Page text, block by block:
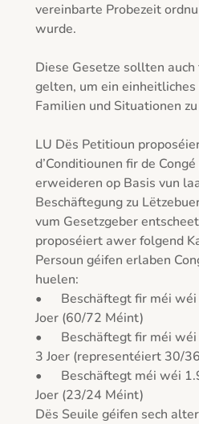
vereinbarte Probezeit
wurde.
Diese Gesetze sollten
gelten, um ein
Familien und Situationen
LU Dës Petitioun
d’Conditiounen fir de
erweideren op Basis vun
Beschäftegung zu
vum Gesetzgeber
proposéiert awer folgend
Persoun géifen erlaben
huelen:
•	Beschäftegt fir méi wéi 5 vun de leschten 6
Joer (60/72 Méint)
•	Beschäftegt fir méi wéi 2.5 vun de leschten
3 Joer (representéiert 30/
•	Beschäftegt méi wéi 1.9 vun de leschten 2
Joer (23/24 Méint)
Dës Seuile géifen sech